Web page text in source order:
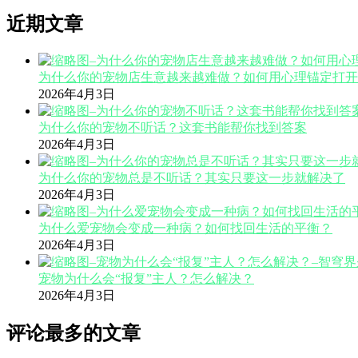
近期文章
为什么你的宠物店生意越来越难做？如何用心理锚定打
2026年4月3日
为什么你的宠物不听话？这套书能帮你找到答案
2026年4月3日
为什么你的宠物总是不听话？其实只要这一步就解决了
2026年4月3日
为什么爱宠物会变成一种病？如何找回生活的平衡？
2026年4月3日
宠物为什么会“报复”主人？怎么解决？
2026年4月3日
评论最多的文章